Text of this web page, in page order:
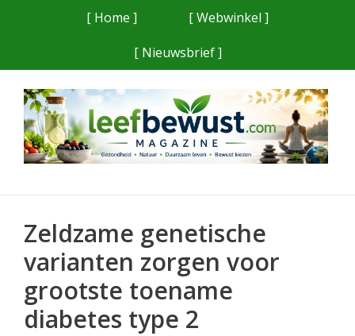
[ Home ]
[ Webwinkel ]
[ Nieuwsbrief ]
Zeldzame genetische
varianten zorgen voor
grootste toename
diabetes type 2